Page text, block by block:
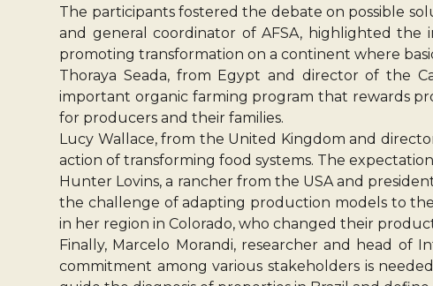
The participants fostered the debate on possible
and general coordinator of AFSA, highlighted
promoting transformation on a continent where
Thoraya Seada, from Egypt and director of the
important organic farming program that rewards
for producers and their families.
Lucy Wallace, from the United Kingdom and
action of transforming food systems. The
Hunter Lovins, a rancher from the USA and
the challenge of adapting production models to
in her region in Colorado, who changed their
Finally, Marcelo Morandi, researcher and head of
commitment among various stakeholders is